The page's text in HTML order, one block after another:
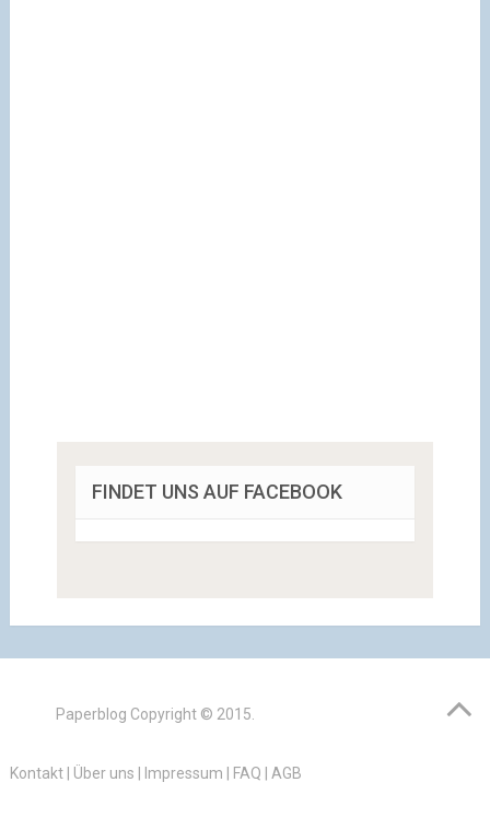
FINDET UNS AUF FACEBOOK
Paperblog Copyright © 2015.
Kontakt| Über uns Impressum FAQ AGB